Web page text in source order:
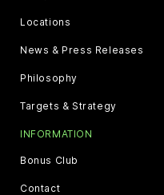
Locations
News & Press Releases
Philosophy
Targets & Strategy
INFORMATION
Bonus Club
Contact